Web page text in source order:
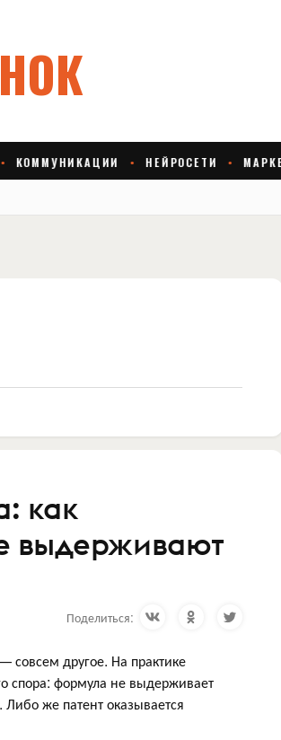
как
выдерживают
Поделиться:
другое. На практике
спора: формула не выдерживает
же патент оказывается